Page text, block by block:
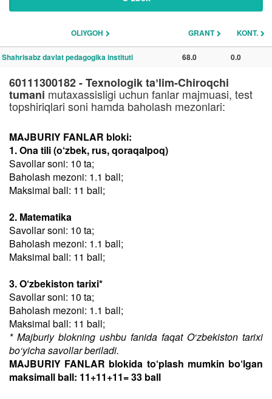
OLIYGOH GRANT KONT.
Shahrisabz davlat pedagogika instituti 68.0 0.0
60111300182 - Texnologik taʼlim-Chiroqchi
tumani mutaxassisligi uchun fanlar majmuasi, test
topshiriqlari soni hamda baholash mezonlari:
MAJBURIY FANLAR bloki:
1. Ona tili (o‘zbek, rus, qoraqalpoq)
Savollar soni: 10 ta;
Baholash mezoni: 1.1 ball;
Maksimal ball: 11 ball;
2. Matematika
Savollar soni: 10 ta;
Baholash mezoni: 1.1 ball;
Maksimal ball: 11 ball;
3. O‘zbekiston tarixi*
Savollar soni: 10 ta;
Baholash mezoni: 1.1 ball;
Maksimal ball: 11 ball;
* Majburiy blokning ushbu fanida faqat O‘zbekiston tarixi
bo‘yicha savollar beriladi.
MAJBURIY FANLAR blokida to‘plash mumkin bo‘lgan
maksimall ball: 11+11+11= 33 ball